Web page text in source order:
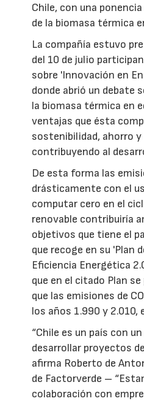
Chile, con una
de la biomasa térmica
La compañía estuvo
del 10 de julio
sobre 'Innovación en
donde abrió un debate
la biomasa térmica en
ventajas que ésta
sostenibilidad, ahorro
contribuyendo al
De esta forma las
drásticamente con el
computar cero en el
renovable contribuiría
objetivos que tiene el
que recoge en su 'Plan
Eficiencia Energética
que en el citado Plan
que las emisiones de CO
los años 1.990 y 2.010,
“Chile es un país con
desarrollar proyectos
afirma Roberto de
de Factorverde –
colaboración con